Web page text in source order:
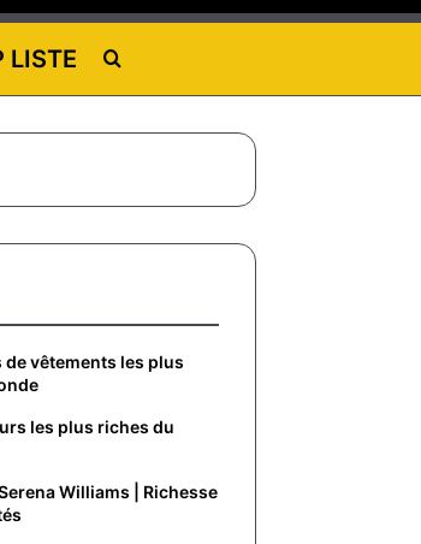
LISTE Rechercher
de vêtements les plus
les plus riches du
Williams | Richesse